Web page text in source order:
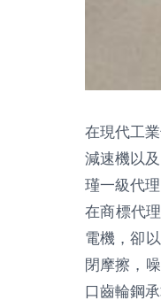
在現代工
減速機以
瑾一級代
在商標代
電機，卻
閉摩擦，
口齒輪鋼